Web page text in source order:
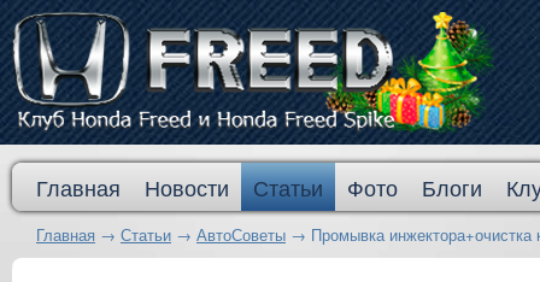
Главная Новости Статьи Фото Блоги
Главная → Статьи → АвтоСоветы → Промывка